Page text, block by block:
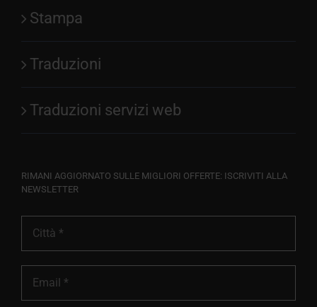
Stampa
Traduzioni
Traduzioni servizi web
RIMANI AGGIORNATO SULLE MIGLIORI OFFERTE: ISCRIVITI ALLA
NEWSLETTER